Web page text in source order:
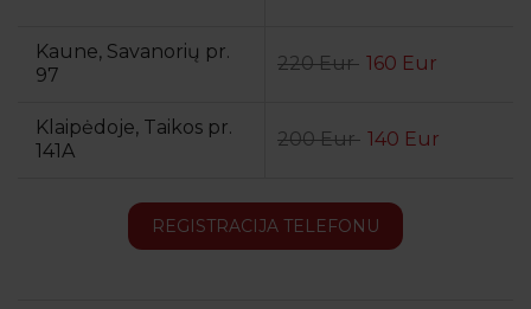
Kaune, Savanorių pr.
97
220 Eur 160 Eur
Klaipėdoje, Taikos pr.
141A
200 Eur 140 Eur
REGISTRACIJA TELEFONU